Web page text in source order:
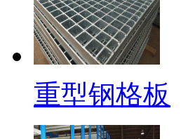
重型钢格板